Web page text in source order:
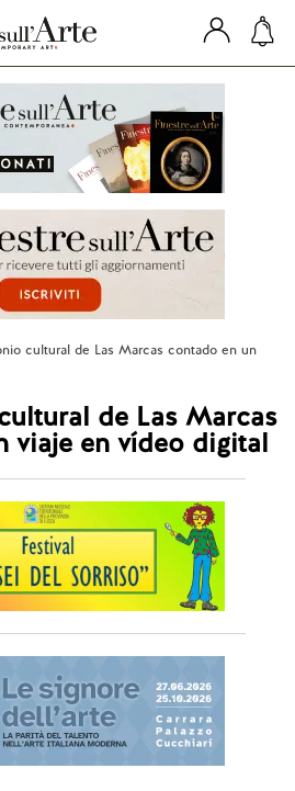
cultural de Las Marcas contado en un
de Las Marcas
viaje en vídeo digital